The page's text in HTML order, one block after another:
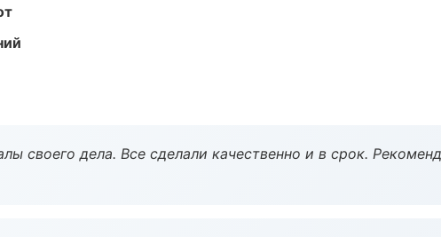
своего дела. Все сделали качественно и в срок.